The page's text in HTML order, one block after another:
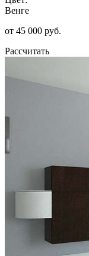
Венге
от 45 000 руб.
Рассчитать